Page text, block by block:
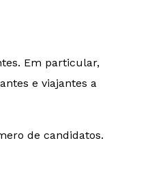
Em particular,
e viajantes a
de candidatos.